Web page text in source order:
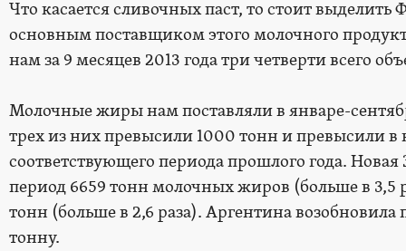
Что касается сливочных паст, то стоит
основным поставщиком этого молочного
нам за 9 месяцев 2013 года три четверти всего
Молочные жиры нам поставляли в январе-
трех из них превысили 1000 тонн и превысили в
соответствующего периода прошлого года.
период 6659 тонн молочных жиров (больше в 3,5
тонн (больше в 2,6 раза). Аргентина возобновила
тонну.